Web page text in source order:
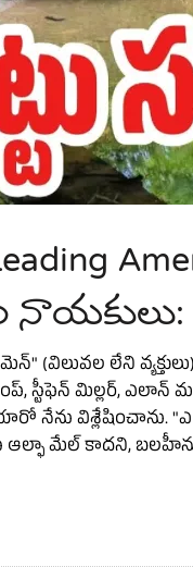
(విలువల లేని
స్టీఫెన్ మిల్లర్,
విశ్లేషించాను. "ఎ
మేల్ కాదని,